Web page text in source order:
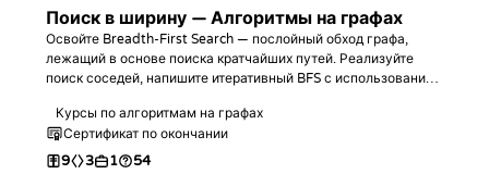
Поиск в ширину — Алгоритмы на графах
Освойте Breadth-First Search — послойный обход графа,
лежащий в основе поиска кратчайших путей. Реализуйте
поиск соседей, напишите итеративный BFS с использованием
кратчайшие расстояния в невзвешенных графах.
Курсы по алгоритмам на графах
Сертификат по окончании
9 3 1 54